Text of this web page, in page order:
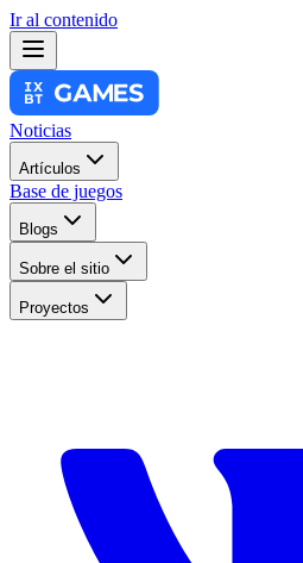
Ir al contenido
Noticias
Artículos
Base de juegos
Blogs
Sobre el sitio
Proyectos